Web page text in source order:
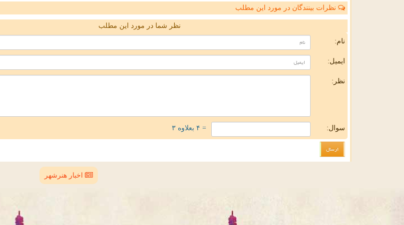
نظرات بینندگان در مورد این مطلب
نظر شما در مورد این مطلب
نام:
ایمیل:
نظر:
سوال: = ۴ بعلاوه ۳
اخبار هنرشهر